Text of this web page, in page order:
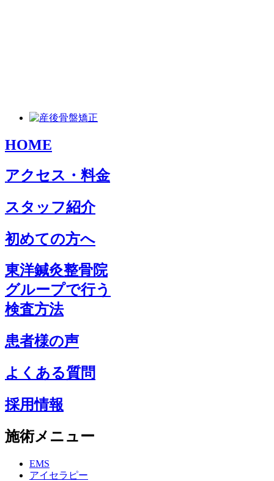
HOME
アクセス・料金
スタッフ紹介
初めての方へ
東洋鍼灸整骨院
グループで行う
検査方法
患者様の声
よくある質問
採用情報
施術メニュー
EMS
アイセラピー